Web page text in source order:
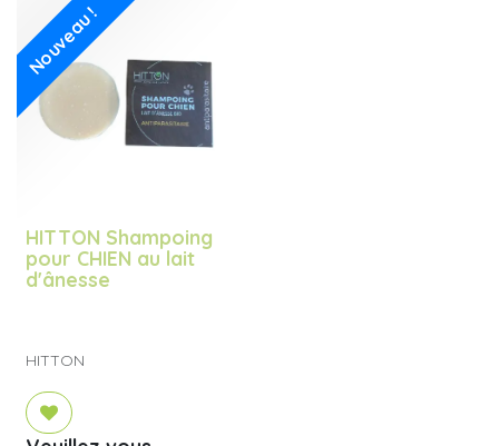
Nouveau !
HITTON Shampoing
pour CHIEN au lait
d'ânesse
HITTON